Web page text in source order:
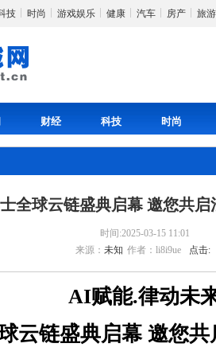
技 时尚 游戏娱乐 健康 汽车 房产 旅游
财经 科技 时尚
全球云链盛典启幕 邀您共
时间:2025-03-15 11:01
来源： 未知 作者：li8i9ue 点击:
AI赋能.律动未
云链盛典启幕 邀您共